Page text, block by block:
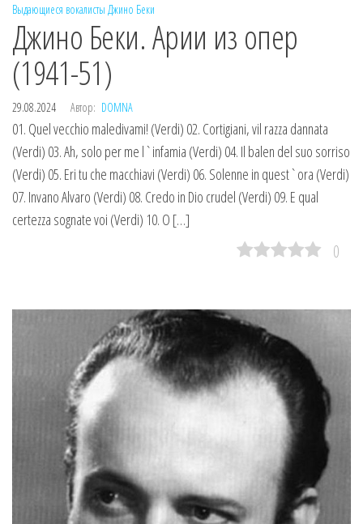
Выдающиеся вокалисты Джино Беки
Джино Беки. Арии из опер
(1941-51)
29.08.2024 Автор: DOMNA
01. Quel vecchio maledivami! (Verdi) 02. Cortigiani, vil razza dannata
(Verdi) 03. Ah, solo per me l`infamia (Verdi) 04. Il balen del suo sorriso
(Verdi) 05. Eri tu che macchiavi (Verdi) 06. Solenne in quest`ora (Verdi)
07. Invano Alvaro (Verdi) 08. Credo in Dio crudel (Verdi) 09. E qual
certezza sognate voi (Verdi) 10. O […]
0